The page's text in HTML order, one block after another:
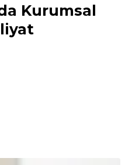
Kurumsal